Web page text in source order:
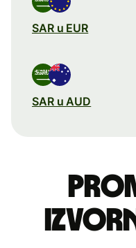
SAR u EUR
SAR u AUD